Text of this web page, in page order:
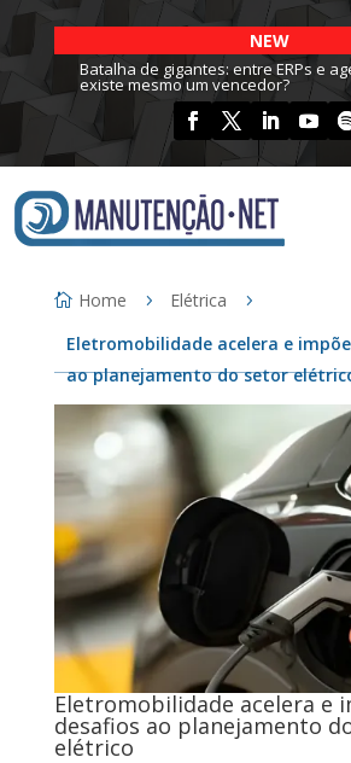
NEW
Batalha de gigantes: entre ERPs e
existe mesmo um vencedor?
Home
Elétrica
Eletromobilidade acelera e
ao planejamento do setor
Eletromobilidade acelera e
desafios ao planejamento
elétrico